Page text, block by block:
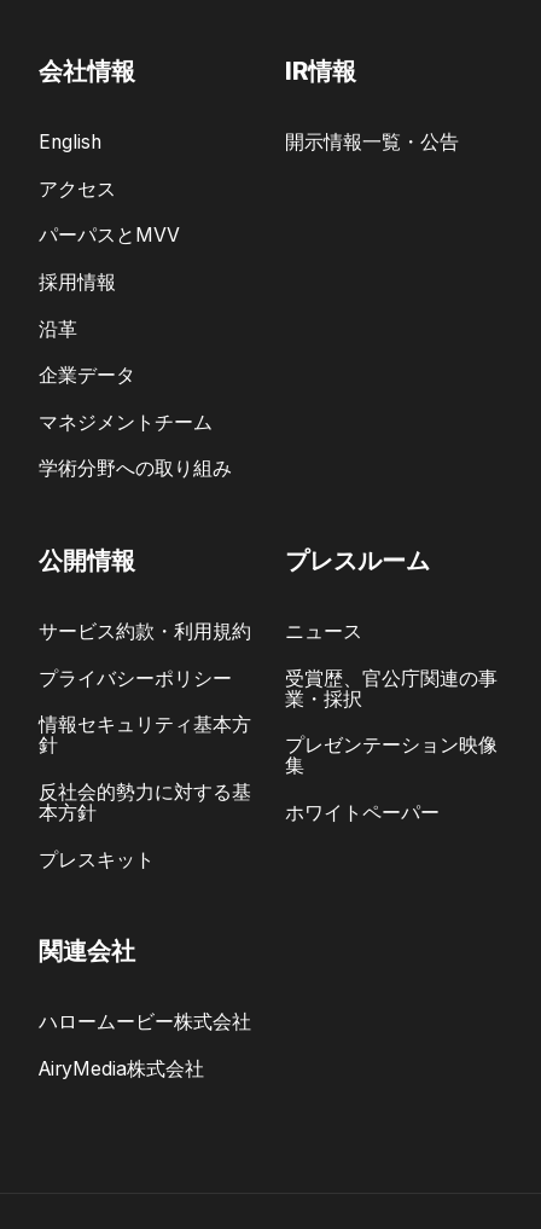
会社情報
English
アクセス
パーパスとMVV
採用情報
沿革
企業データ
マネジメントチーム
学術分野への取り組み
IR情報
開示情報一覧・公告
公開情報
サービス約款・利用規約
プライバシーポリシー
情報セキュリティ基本方
針
反社会的勢力に対する基
本方針
プレスキット
プレスルーム
ニュース
受賞歴、官公庁関連の事
業・採択
プレゼンテーション映像
集
ホワイトペーパー
関連会社
ハロームービー株式会社
AiryMedia株式会社